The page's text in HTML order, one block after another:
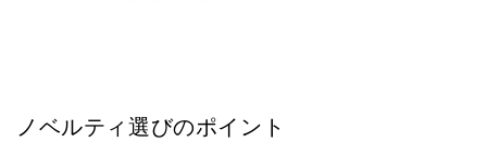
ノベルティ選びのポイント